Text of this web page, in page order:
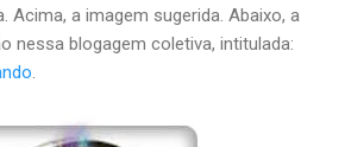
Acima, a imagem sugerida. Abaixo, a
nessa blogagem coletiva, intitulada:
.